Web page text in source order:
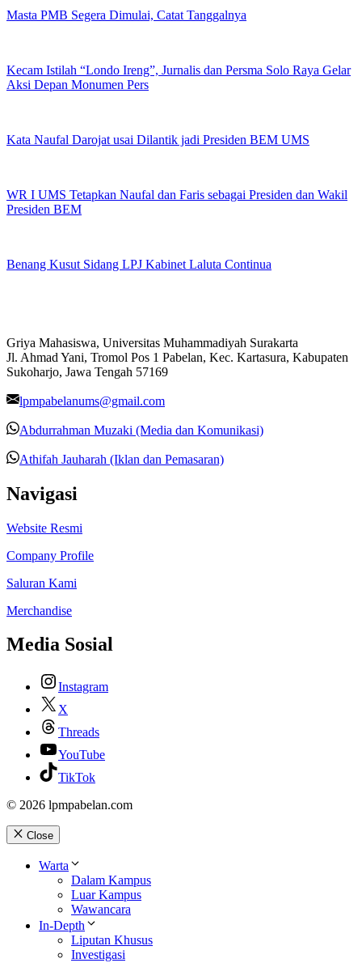
Masta PMB Segera Dimulai, Catat Tanggalnya
Kecam Istilah “Londo Ireng”, Jurnalis dan Persma Solo Raya Gelar
Aksi Depan Monumen Pers
Kata Naufal Darojat usai Dilantik jadi Presiden BEM UMS
WR I UMS Tetapkan Naufal dan Faris sebagai Presiden dan Wakil
Presiden BEM
Benang Kusut Sidang LPJ Kabinet Laluta Continua
Griya Mahasiswa, Universitas Muhammadiyah Surakarta
Jl. Ahmad Yani, Tromol Pos 1 Pabelan, Kec. Kartasura, Kabupaten
Sukoharjo, Jawa Tengah 57169
lpmpabelanums@gmail.com
Abdurrahman Muzaki (Media dan Komunikasi)
Athifah Jauharah (Iklan dan Pemasaran)
Navigasi
Website Resmi
Company Profile
Saluran Kami
Merchandise
Media Sosial
Instagram
X
Threads
YouTube
TikTok
© 2026 lpmpabelan.com
Close
Warta
Dalam Kampus
Luar Kampus
Wawancara
In-Depth
Liputan Khusus
Investigasi